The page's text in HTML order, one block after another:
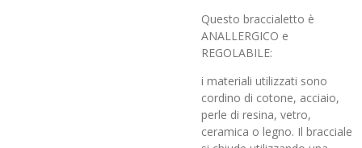
Questo braccialetto è
ANALLERGICO e
REGOLABILE:
i materiali utilizzati sono
cordino di cotone, acciaio,
perle di resina, vetro,
ceramica o legno. Il bracciale